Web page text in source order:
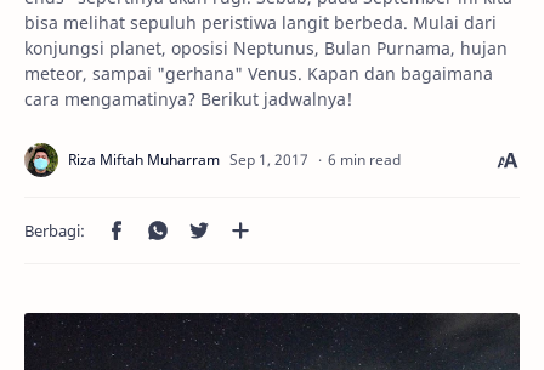
bisa melihat sepuluh peristiwa langit berbeda. Mulai dari
konjungsi planet, oposisi Neptunus, Bulan Purnama, hujan
meteor, sampai "gerhana" Venus. Kapan dan bagaimana
cara mengamatinya? Berikut jadwalnya!
6 min read